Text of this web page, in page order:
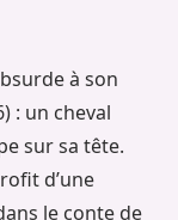
à son
: un cheval
sur sa tête.
d’une
le conte de